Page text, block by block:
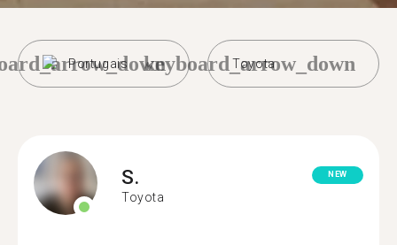
Portugais Toyota
keyboard_arrow_down
S.
Toyota
NEW